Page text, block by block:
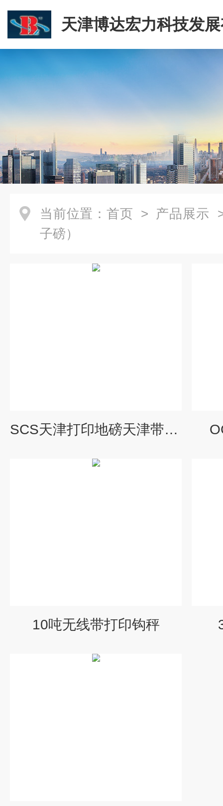
天津博达宏力科技发
司
当前位置： 首页 > 产品展示
子磅）
SCS天津打印地磅天津带打印电子地磅
10吨无线带打印钩秤